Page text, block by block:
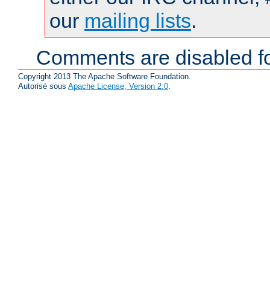
our mailing lists.
Comments are disabled
Copyright 2013 The Apache Software Foundation.
Autorisé sous Apache License, Version 2.0